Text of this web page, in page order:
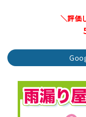
＼評価